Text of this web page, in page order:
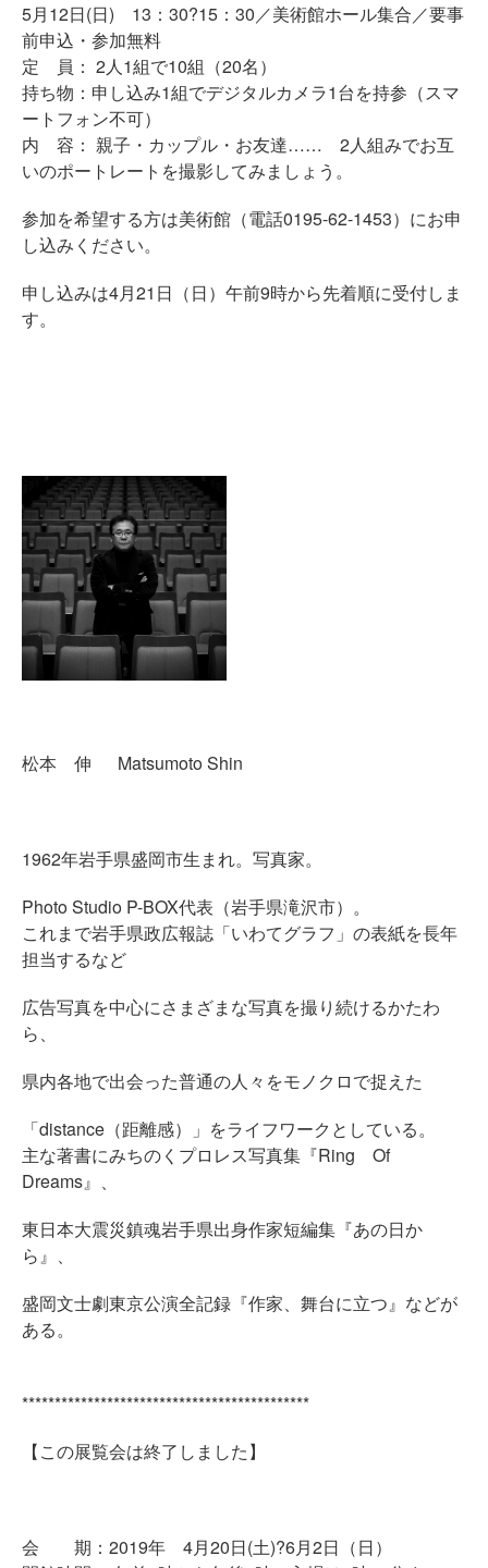
5月12日(日) 13：30?15：30／美術館ホール集合／要事
前申込・参加無料
定 員： 2人1組で10組（20名）
持ち物：申し込み1組でデジタルカメラ1台を持参（スマ
ートフォン不可）
内 容： 親子・カップル・お友達…… 2人組みでお互
いのポートレートを撮影してみましょう。
参加を希望する方は美術館（電話0195-62-1453）にお申
し込みください。
申し込みは4月21日（日）午前9時から先着順に受付しま
す。
松本 伸 Matsumoto Shin
1962年岩手県盛岡市生まれ。写真家。
Photo Studio P-BOX代表（岩手県滝沢市）。
これまで岩手県政広報誌「いわてグラフ」の表紙を長年
担当するなど
広告写真を中心にさまざまな写真を撮り続けるかたわ
ら、
県内各地で出会った普通の人々をモノクロで捉えた
「distance（距離感）」をライフワークとしている。
主な著書にみちのくプロレス写真集『Ring Of
Dreams』、
東日本大震災鎮魂岩手県出身作家短編集『あの日か
ら』、
盛岡文士劇東京公演全記録『作家、舞台に立つ』などが
ある。
********************************************
【この展覧会は終了しました】
会 期：2019年 4月20日(土)?6月2日（日）